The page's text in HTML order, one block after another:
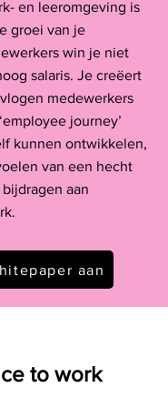
en leeromgeving is
groei van je
win je niet
salaris. Je creëert
medewerkers
journey’
kunnen ontwikkelen,
van een hecht
aan
aan
to work